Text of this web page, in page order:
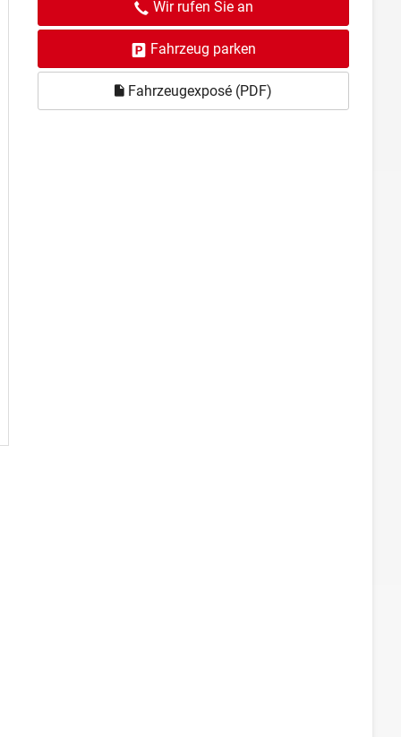
Wir rufen Sie an
Fahrzeug parken
Fahrzeugexposé (PDF)